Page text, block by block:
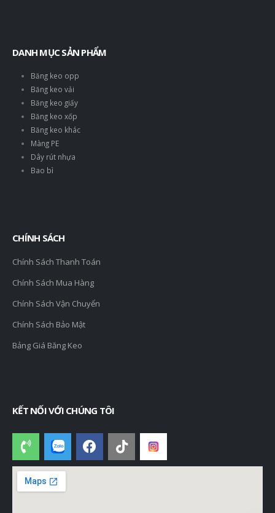
DANH MỤC SẢN PHẨM
Băng keo opp
Băng keo vải
Băng keo giấy
Băng keo xốp
Băng keo khác
Màng PE
Dây rút nhựa
Bao bì
CHÍNH SÁCH
Chính Sách Thanh Toán
Chính Sách Mua Hàng
Chính Sách Vận Chuyển
Chính Sách Bảo Mật
Bảng Giá Băng Keo
KẾT NỐI VỚI CHÚNG TÔI